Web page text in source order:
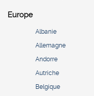
Europe
Albanie
Allemagne
Andorre
Autriche
Belgique